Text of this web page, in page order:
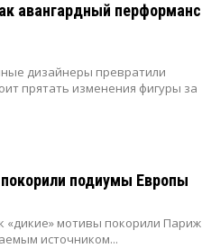
авангардный перформанс
дизайнеры превратили
прятать изменения фигуры за
подиумы Европы
«дикие» мотивы покорили Париж
источником...